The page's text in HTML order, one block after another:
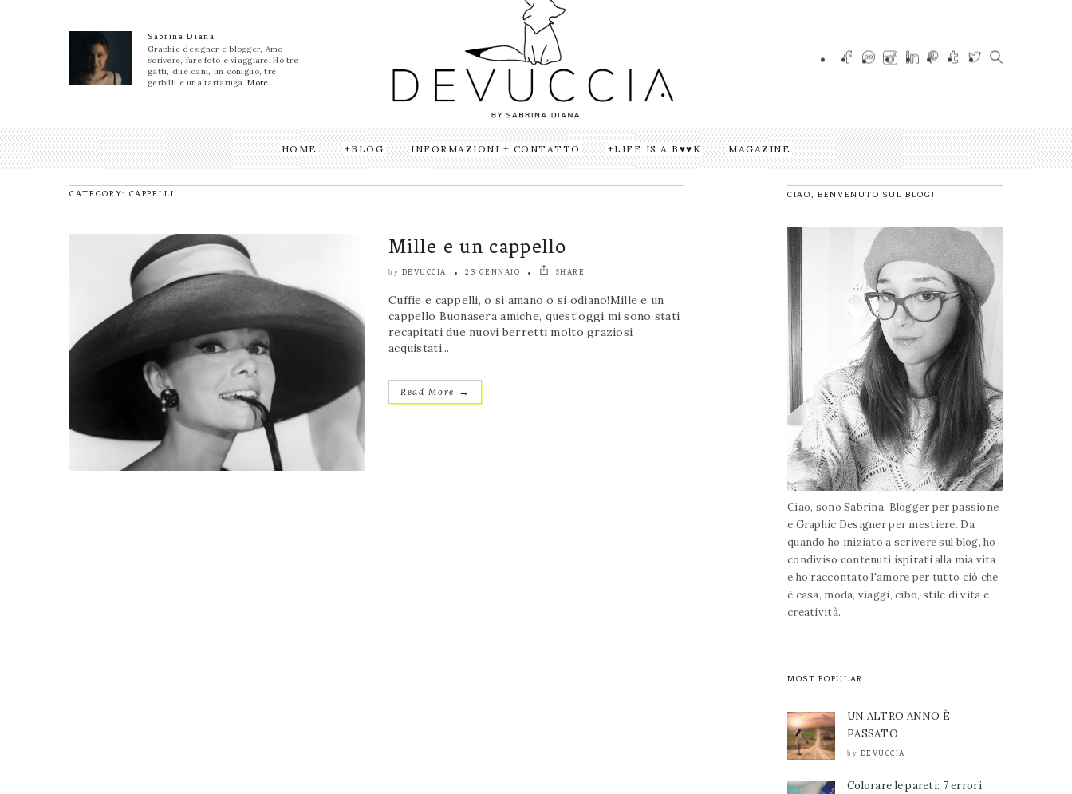
Sabrina Diana
Graphic designer e blogger, Amo
scrivere, fare foto e viaggiare. Ho tre
gatti, due cani, un coniglio, tre
gerbilli e una tartaruga.More...
HOME BLOG INFORMAZIONI + CONTATTO LIFE IS A B♥♥K MAGAZINE
CATEGORY: CAPPELLI
Mille e un cappello
by DEVUCCIA 23 GENNAIO SHARE
Cuffie e cappelli, o si amano o si odiano!Mille e un
cappello Buonasera amiche, quest’oggi mi sono stati
recapitati due nuovi berretti molto graziosi
acquistati...
Read More →
CIAO, BENVENUTO SUL BLOG!
Ciao, sono Sabrina. Blogger per passione
e Graphic Designer per mestiere. Da
quando ho iniziato a scrivere sul blog, ho
condiviso contenuti ispirati alla mia vita
e ho raccontato l'amore per tutto ciò che
è casa, moda, viaggi, cibo, stile di vita e
creatività.
MOST POPULAR
UN ALTRO ANNO È
PASSATO
by DEVUCCIA
Colorare le pareti: 7 errori